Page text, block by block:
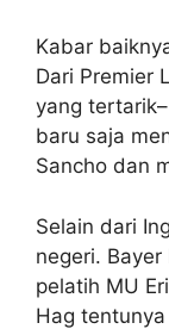
Kabar
Dari Premier
yang
baru saja
Sancho dan
Selain dari
negeri.
pelatih MU
Hag